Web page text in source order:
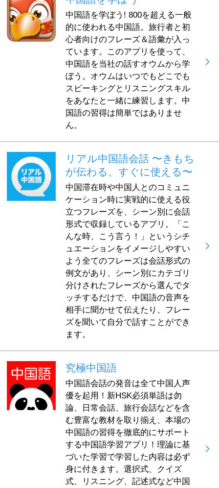
中国語を学ぼう! 800を超える一般
的に使われる中国語。旅行者と初
心者向けのフレーズ＆語彙が入っ
ています。このアプリを使って、
中国語を当社の話すオウムから学
ぼう。オウムはいつでもどこでも
スピーキングとリスニングスキル
をあなたと一緒に練習します。中
国語の習得は簡単ではありませ
ん。
リアル中国語会話 〜きもち
が伝わる、すぐに使える〜
中国滞在時や中国人とのコミュニ
ケーション時に実戦的に使える役
立つフレーズを、シーン別に会話
形式で収録しているアプリ。「こ
んな時、こう言う！」というシチ
ュエーションをイメージしやすい
よう全てのフレーズは会話形式の
例文があり、シーン別にカテゴリ
分けされたフレーズから選んでタ
ッチするだけで、中国語の音声を
相手に聞かせて伝えたり、フレー
ズを聞いて自分で話すことができ
ます。
究極中国語
中国語会話の発音は全て中国人声
優を起用！新HSK必須単語は勿
論、日常会話、旅行会話などを含
む豊富な教材を取り揃え、本場の
中国語の習得を徹底的にサポート
する中国語学習アプリ！理論に基
づいた学習で学習した内容は必ず
身に付きます。選択式、クイズ
式、リスニング、記述式など中国